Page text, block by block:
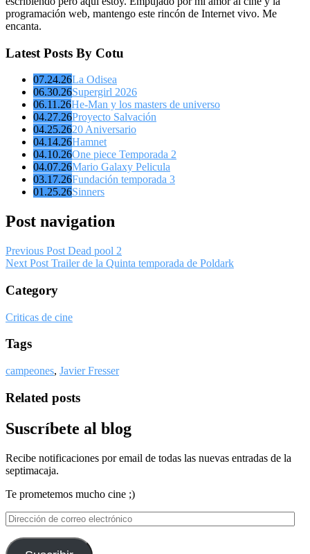
programación web, mantengo este rincón de Internet vivo. Me
encanta.
Latest Posts By Cotu
07.24.26La Odisea
06.30.26Supergirl 2026
06.11.26He-Man y los masters de universo
04.27.26Proyecto Salvación
04.25.2620 Aniversario
04.14.26Hamnet
04.10.26One piece Temporada 2
04.07.26Mario Galaxy Pelicula
03.17.26Fundación temporada 3
01.25.26Sinners
Post navigation
Previous Post Dead pool 2
Next Post Trailer de la Quinta temporada de Poldark
Category
Criticas de cine
Tags
campeones, Javier Fresser
Related posts
Suscríbete al blog
Recibe notificaciones por email de todas las nuevas entradas de la
septimacaja.
Te prometemos mucho cine ;)
Dirección
de
correo